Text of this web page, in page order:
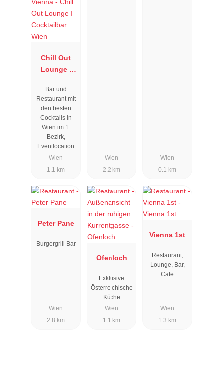
Chill Out
Lounge I
Wien
Bar und
Restaurant mit
den besten
Cocktails in
Wien im 1.
Bezirk,
Eventlocation
Wien
1.1 km
Wien
2.2 km
Wien
0.1 km
Peter Pane
Burgergrill Bar
Wien
2.8 km
Ofenloch
Exklusive
Österreichische
Küche
Wien
1.1 km
Vienna 1st
Restaurant,
Lounge, Bar,
Cafe
Wien
1.3 km